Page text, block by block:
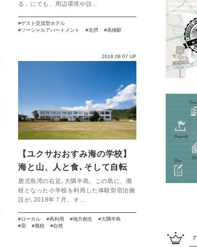
る」にても、周辺環境や設...
ゲスト交流型ホテル
ソーシャルアパートメント
北摂 高槻駅
2018.08.07 UP
【ユクサおおすみ海の学校】
海と山、人と食､そして自転
車｡すべてがつながる宿。
鹿児島湾の右足､大隅半島。この島に、廃
校となった小学校を利用した体験型宿泊施
設が､2018年７月、オ...
ローカル 再利用 地方創生
大隅半島
宿
廃校 自然
「